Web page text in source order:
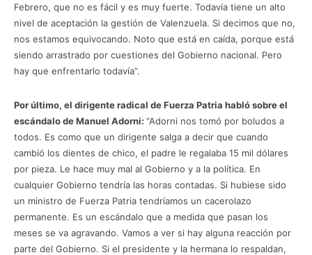
Febrero, que no es fácil y es muy fuerte. Todavía tiene un alto
nivel de aceptación la gestión de Valenzuela. Si decimos que no,
nos estamos equivocando. Noto que está en caída, porque está
siendo arrastrado por cuestiones del Gobierno nacional. Pero
hay que enfrentarlo todavía”.
Por último, el dirigente radical de Fuerza Patria habló sobre el
escándalo de Manuel Adorni: “Adorni nos tomó por boludos a
todos. Es como que un dirigente salga a decir que cuando
cambió los dientes de chico, el padre le regalaba 15 mil dólares
por pieza. Le hace muy mal al Gobierno y a la política. En
cualquier Gobierno tendría las horas contadas. Si hubiese sido
un ministro de Fuerza Patria tendríamos un cacerolazo
permanente. Es un escándalo que a medida que pasan los
meses se va agravando. Vamos a ver si hay alguna reacción por
parte del Gobierno. Si el presidente y la hermana lo respaldan,